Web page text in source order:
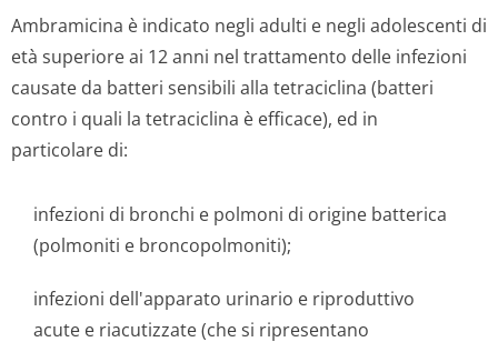
Ambramicina è indicato negli adulti e negli adolescenti di
età superiore ai 12 anni nel trattamento delle infezioni
causate da batteri sensibili alla tetraciclina (batteri
contro i quali la tetraciclina è efficace), ed in
particolare di:
infezioni di bronchi e polmoni di origine batterica
(polmoniti e broncopolmoniti);
infezioni dell'apparato urinario e riproduttivo
acute e riacutizzate (che si ripresentano